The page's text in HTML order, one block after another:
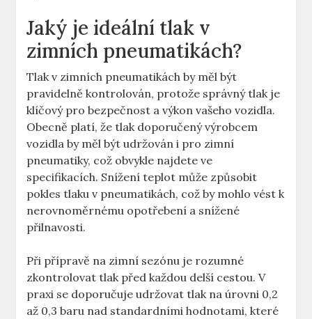
Jaký je ideální tlak v
zimních pneumatikách?
Tlak v zimních pneumatikách by měl být
pravidelně kontrolován, protože správný tlak je
klíčový pro bezpečnost a výkon vašeho vozidla.
Obecně platí, že tlak doporučený výrobcem
vozidla by měl být udržován i pro zimní
pneumatiky, což obvykle najdete ve
specifikacích. Snížení teplot může způsobit
pokles tlaku v pneumatikách, což by mohlo vést k
nerovnoměrnému opotřebení a snížené
přilnavosti.
Při přípravě na zimní sezónu je rozumné
zkontrolovat tlak před každou delší cestou. V
praxi se doporučuje udržovat tlak na úrovni 0,2
až 0,3 baru nad standardními hodnotami, které